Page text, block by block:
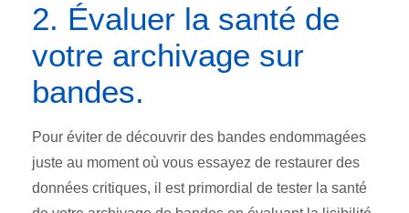
2. Évaluer la santé de
votre archivage sur
bandes.
Pour éviter de découvrir des bandes endommagées
juste au moment où vous essayez de restaurer des
données critiques, il est primordial de tester la santé